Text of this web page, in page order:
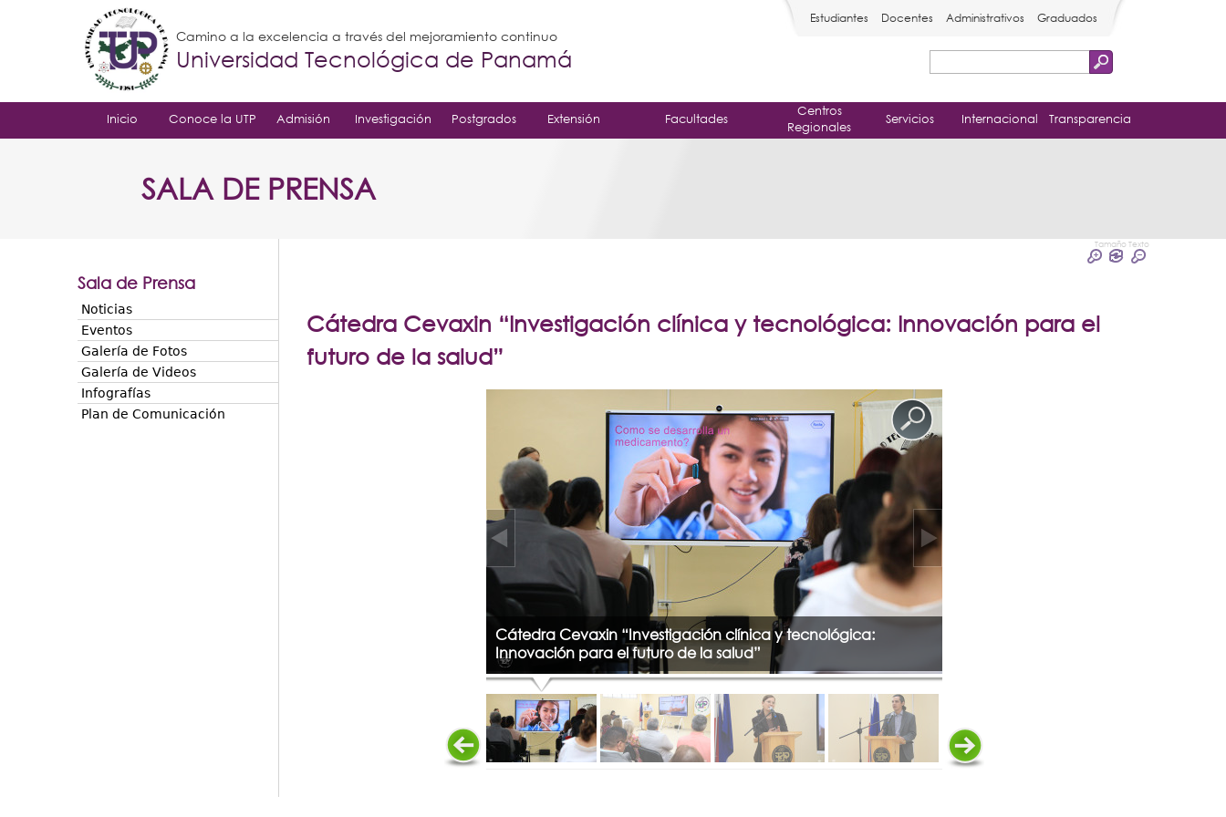
de
Estudiantes Docentes Administrativos Graduados
Camino a la excelencia a través del mejoramiento continuo
Universidad Tecnológica de Panamá
Inicio Conoce la UTP Admisión Investigación Postgrados Extensión Facultades
Centros
Regionales
Servicios Internacional Transparencia
SALA DE PRENSA
Tamaño Texto
Cátedra Cevaxin “Investigación clínica y tecnológica: Innovación para el
futuro de la salud”
Cátedra Cevaxin “Investigación clínica y tecnológica:
Innovación para el futuro de la salud”
Sala de Prensa
Noticias
Eventos
Galería de Fotos
Galería de Videos
Infografías
Plan de Comunicación